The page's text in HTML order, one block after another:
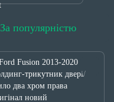
За популярністю